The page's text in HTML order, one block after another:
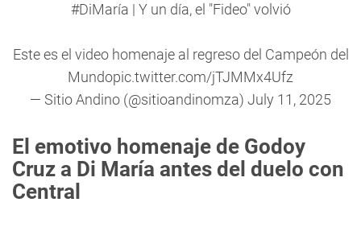
#DiMaría | Y un día, el "Fideo" volvió
Este es el video homenaje al regreso del Campeón del
Mundopic.twitter.com/jTJMMx4Ufz
— Sitio Andino (@sitioandinomza) July 11, 2025
El emotivo homenaje de Godoy
Cruz a Di María antes del duelo con
Central